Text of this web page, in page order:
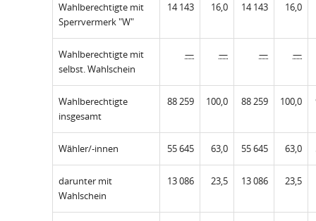
Wahlberechtigte mit
Sperrvermerk "W"
14 143 16,0 14 143 16,0
Wahlberechtigte mit
selbst. Wahlschein
— — — —
Wahlberechtigte
insgesamt
88 259 100,0 88 259 100,0
Wähler/-innen 55 645 63,0 55 645 63,0
darunter mit
Wahlschein
13 086 23,5 13 086 23,5